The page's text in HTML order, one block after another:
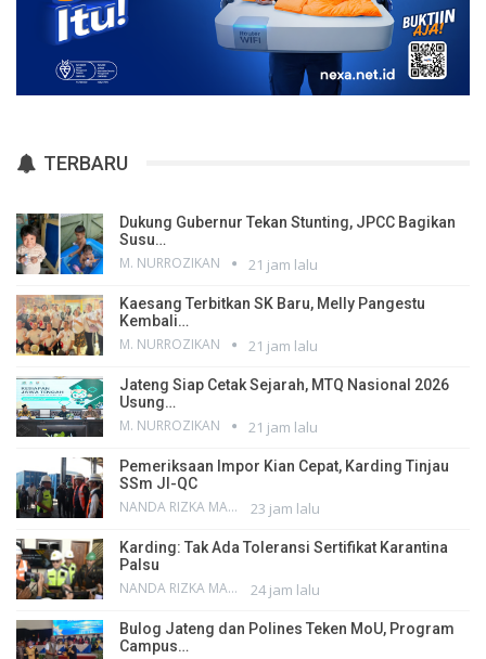
TERBARU
Dukung Gubernur Tekan Stunting, JPCC Bagikan
Susu…
M. NURROZIKAN 21 jam lalu
Kaesang Terbitkan SK Baru, Melly Pangestu
Kembali…
M. NURROZIKAN 21 jam lalu
Jateng Siap Cetak Sejarah, MTQ Nasional 2026
Usung…
M. NURROZIKAN 21 jam lalu
Pemeriksaan Impor Kian Cepat, Karding Tinjau
SSm JI-QC
NANDA RIZKA MAHENDRA 23 jam lalu
Karding: Tak Ada Toleransi Sertifikat Karantina
Palsu
NANDA RIZKA MAHENDRA 24 jam lalu
Bulog Jateng dan Polines Teken MoU, Program
Campus…